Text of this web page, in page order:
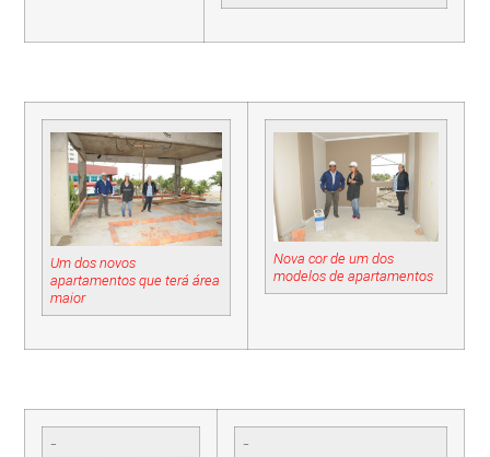
Um dos novos
apartamentos que terá área
maior
Nova cor de um dos
modelos de apartamentos
– –